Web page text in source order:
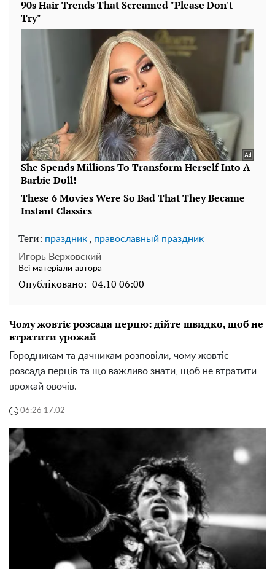
Теги: праздник , православный праздник
Игорь Верховский
Всі матеріали автора
Опубліковано: 04.10 06:00
Чому жовтіє розсада перцю: дійте швидко, щоб не
втратити урожай
Городникам та дачникам розповіли, чому жовтіє
розсада перців та що важливо знати, щоб не втратити
врожай овочів.
06:26 17.02